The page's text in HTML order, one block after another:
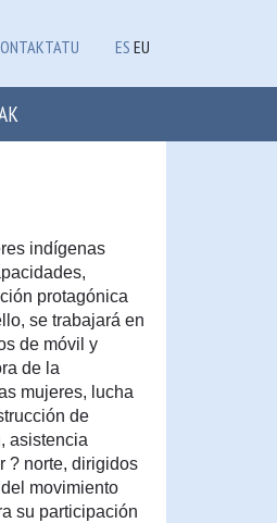
ES EU
indígenas
protagónica
se trabajará en
de móvil y
de la
mujeres, lucha
de
asistencia
? norte, dirigidos
movimiento
su participación